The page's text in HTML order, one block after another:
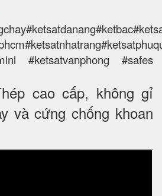
#ketsatvanphong #safes
cao cấp, không gỉ
và cứng chống khoan